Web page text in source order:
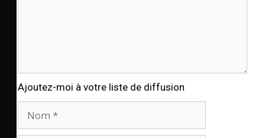
Ajoutez-moi à votre liste de diffusion